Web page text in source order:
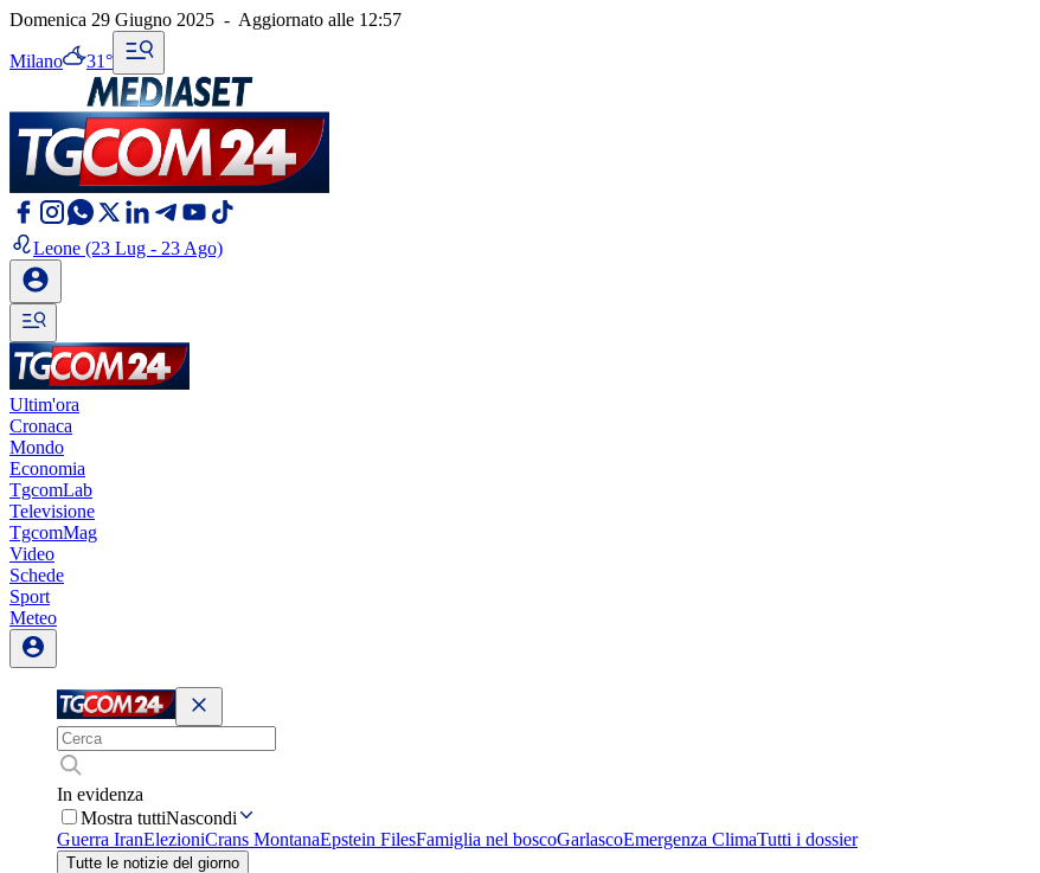
Domenica 29 Giugno 2025 - Aggiornato alle 12:57
Milano 31°
Leone (23 Lug - 23 Ago)
Ultim'ora
Cronaca
Mondo
Economia
TgcomLab
Televisione
TgcomMag
Video
Schede
Sport
Meteo
In evidenza
Mostra tuttiNascondi
Guerra IranElezioniCrans MontanaEpstein FilesFamiglia nel boscoGarlascoEmergenza ClimaTutti i dossier
Tutte le notizie del giorno